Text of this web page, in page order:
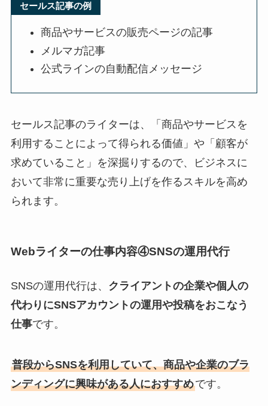
セールス記事の例
商品やサービスの販売ページの記事
メルマガ記事
公式ラインの自動配信メッセージ
セールス記事のライターは、「商品やサービスを
利用することによって得られる価値」や「顧客が
求めていること」を深掘りするので、ビジネスに
おいて非常に重要な売り上げを作るスキルを高め
られます。
Webライターの仕事内容④SNSの運用代行
SNSの運用代行は、 クライアントの企業や個人の
代わりにSNSアカウントの運用や投稿をおこなう
仕事です。
普段からSNSを利用していて、商品や企業のブラ
ンディングに興味がある人におすすめです。